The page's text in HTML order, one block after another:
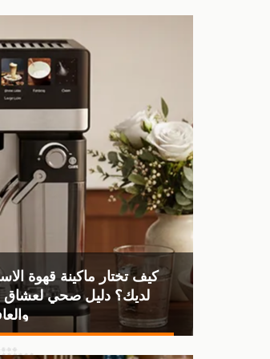
كيف تختار ماكينة قهوة
لديك؟ دليل صحي لعشاق
2026-04-03